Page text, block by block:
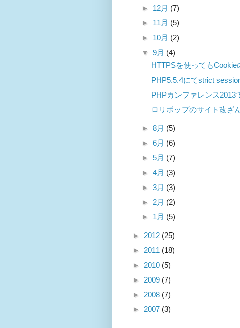
► 12月 (7)
► 11月 (5)
► 10月 (2)
▼ 9月 (4)
HTTPSを使っても
PHP5.5.4にてstrict
PHPカンファレンス2013
ロリポップのサイト改ざ
► 8月 (5)
► 6月 (6)
► 5月 (7)
► 4月 (3)
► 3月 (3)
► 2月 (2)
► 1月 (5)
► 2012 (25)
► 2011 (18)
► 2010 (5)
► 2009 (7)
► 2008 (7)
► 2007 (3)